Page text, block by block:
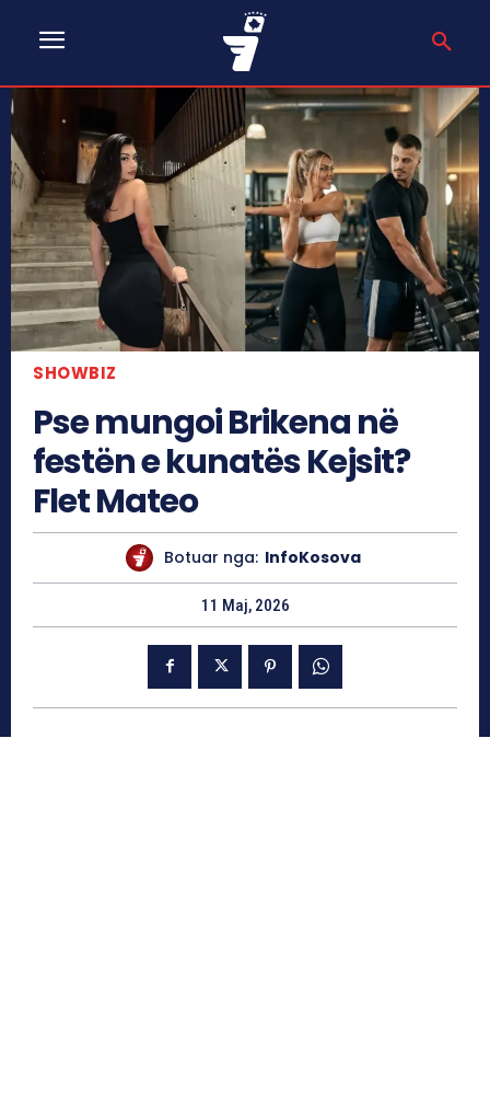
SHOWBIZ
Pse mungoi Brikena në
festën e kunatës Kejsit?
Flet Mateo
Botuar nga: InfoKosova
11 Maj, 2026